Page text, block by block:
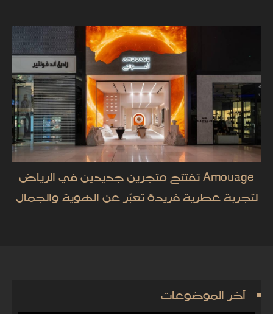
Amouage تفتتح متجرين جديدين في الرياض
لتجربة عطرية فريدة تعبّر عن الهوية والجمال
آخر الموضوعات